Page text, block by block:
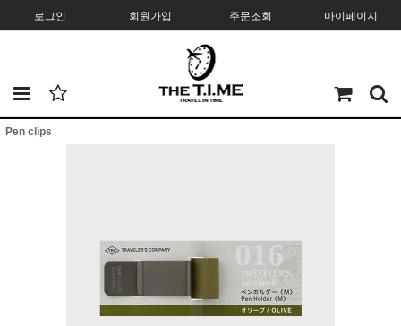
로그인 회원가입 주문조회 마이페이지
Pen clips